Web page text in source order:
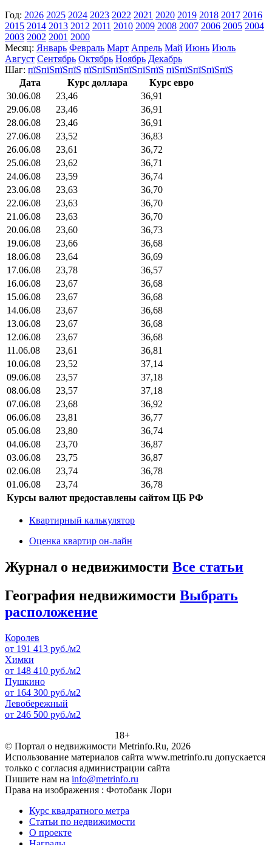
Год: 2026 2025 2024 2023 2022 2021 2020 2019 2018 2017 2016
2015 2014 2013 2012 2011 2010 2009 2008 2007 2006 2005 2004
2003 2002 2001 2000
Месяц: Январь Февраль Март Апрель Май Июнь Июль
Август Сентябрь Октябрь Ноябрь Декабрь
Шаг: пїЅпїЅпїЅпїЅ пїЅпїЅпїЅпїЅпїЅпїЅ пїЅпїЅпїЅпїЅпїЅ
Дата
Курс доллара
Курс евро
30.06.08
23,46
36,91
29.06.08
23,46
36,91
28.06.08
23,46
36,91
27.06.08
23,52
36,83
26.06.08
23,61
36,72
25.06.08
23,62
36,71
24.06.08
23,59
36,74
23.06.08
23,63
36,70
22.06.08
23,63
36,70
21.06.08
23,63
36,70
20.06.08
23,60
36,73
19.06.08
23,66
36,68
18.06.08
23,64
36,69
17.06.08
23,78
36,57
16.06.08
23,67
36,68
15.06.08
23,67
36,68
14.06.08
23,67
36,68
13.06.08
23,67
36,68
12.06.08
23,67
36,68
11.06.08
23,61
36,81
10.06.08
23,52
37,14
09.06.08
23,57
37,18
08.06.08
23,57
37,18
07.06.08
23,68
36,92
06.06.08
23,81
36,77
05.06.08
23,80
36,74
04.06.08
23,70
36,87
03.06.08
23,75
36,87
02.06.08
23,74
36,78
01.06.08
23,74
36,78
Курсы валют предоставлены сайтом ЦБ РФ
Квартирный калькулятор
Оценка квартир он-лайн
Журнал о недвижимости Все статьи
География недвижимости Выбрать
расположение
Королев
от 191 413 руб./м2
Химки
от 148 410 руб./м2
Пушкино
от 164 300 руб./м2
Левобережный
от 246 500 руб./м2
18+
© Портал о недвижимости Metrinfo.Ru, 2026
Использование материалов сайта www.metrinfo.ru допускается
только с согласия администрации сайта
Пишите нам на info@metrinfo.ru
Права на изображения : Фотобанк Лори
Курс квадратного метра
Статьи по недвижимости
О проекте